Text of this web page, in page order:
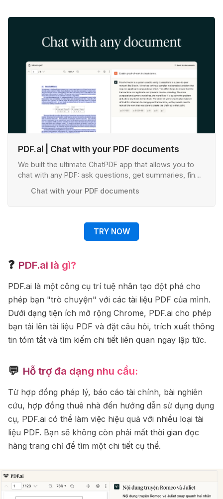
PDF.ai | Chat with your PDF documents
We built the ultimate ChatPDF app that allows you to
chat with any PDF: ask questions, get summaries, find
Chat with your PDF documents
TRY NOW
❓ PDF.ai là gì?
PDF.ai là một công cụ trí tuệ nhân tạo đột phá cho
phép bạn "trò chuyện" với các tài liệu PDF của mình.
Dưới dạng tiện ích mở rộng Chrome, PDF.ai cho phép
bạn tải lên tài liệu PDF và đặt câu hỏi, trích xuất thông
tin tóm tắt và tìm kiếm chi tiết liên quan ngay lập tức.
💬 Hỗ trợ đa dạng nhu cầu:
Từ hợp đồng pháp lý, báo cáo tài chính, bài nghiên
cứu, hợp đồng thuê nhà đến hướng dẫn sử dụng dụng
cụ, PDF.ai có thể làm việc hiệu quả với nhiều loại tài
liệu PDF. Bạn sẽ không còn phải mất thời gian đọc
hàng trang chỉ để tìm một chi tiết cụ thể.